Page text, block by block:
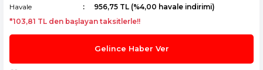
Havale
956,75 TL (%4,00 havale indirimi)
*103,81 TL den başlayan taksitlerle!!
Gelince Haber Ver